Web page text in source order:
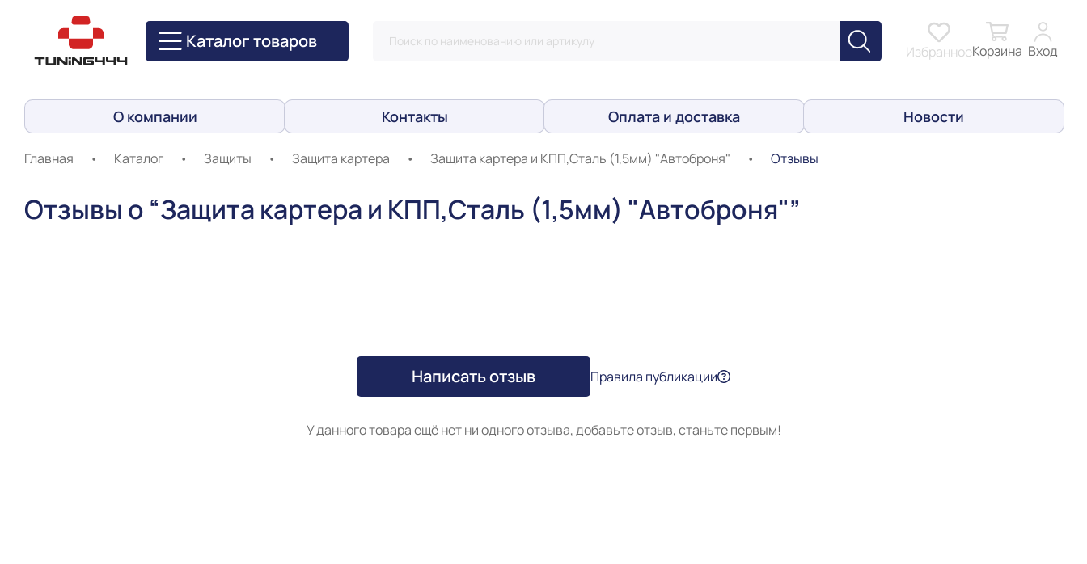
Каталог товаров ИзбранноеКорзина Вход
О компании Контакты Оплата и доставка Новости
Главная • Каталог • Защиты • Защита картера • Защита картера и КПП,Сталь (1,5мм) "Автоброня" • Отзывы
Отзывы о “Защита картера и КПП,Сталь (1,5мм) "Автоброня"”
Написать отзыв Правила публикации
У данного товара ещё нет ни одного отзыва, добавьте отзыв, станьте первым!